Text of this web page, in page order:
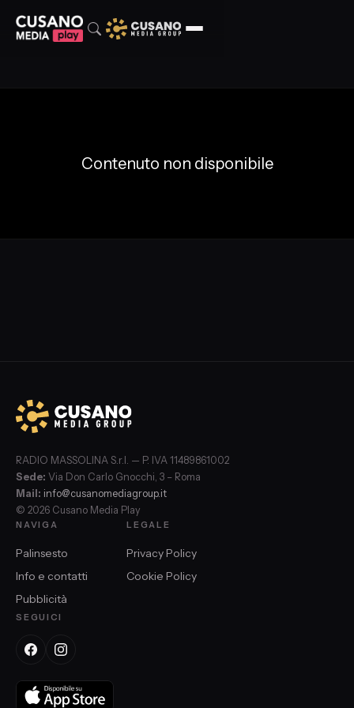
Contenuto non disponibile
RADIO MASSOLINA S.r.l. — P. IVA 11489861002
Sede: Via Don Carlo Gnocchi, 3 – Roma
Mail: info@cusanomediagroup.it
© 2026 Cusano Media Play
NAVIGA
Palinsesto
Info e contatti
Pubblicità
LEGALE
Privacy Policy
Cookie Policy
SEGUICI